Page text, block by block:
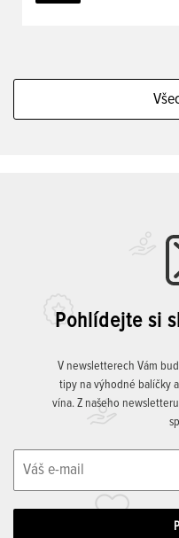
Pohlídejte si
V newsletterech Vám
tipy na výhodné balíčky
vína. Z našeho